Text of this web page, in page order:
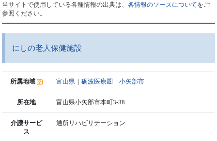
当サイトで使用している各種情報の出典は、各情報のソースについてをご
参照ください。
にしの老人保健施設
所属地域 富山県 ｜砺波医療圏 ｜小矢部市
所在地 富山県小矢部市本町3-38
介護サービ
ス
通所リハビリテーション